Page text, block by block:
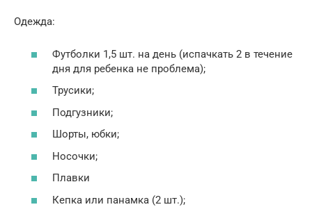
Одежда:
Футболки 1,5 шт. на день (испачкать 2 в течение
дня для ребенка не проблема);
Трусики;
Подгузники;
Шорты, юбки;
Носочки;
Плавки
Кепка или панамка (2 шт.);